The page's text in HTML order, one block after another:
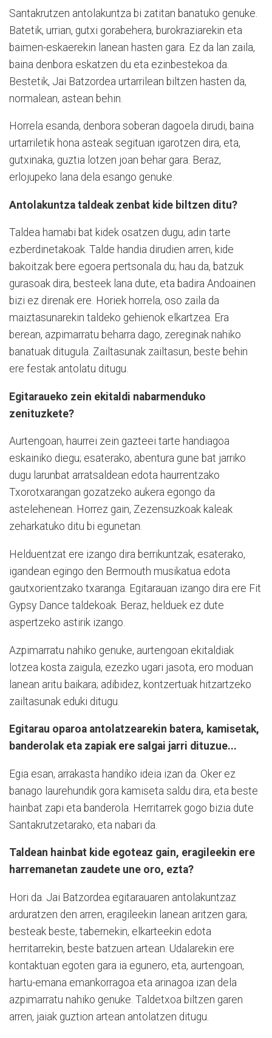
Santakrutzen antolakuntza bi zatitan banatuko genuke.
Batetik, urrian, gutxi gorabehera, burokraziarekin eta
baimen-eskaerekin lanean hasten gara. Ez da lan zaila,
baina denbora eskatzen du eta ezinbestekoa da.
Bestetik, Jai Batzordea urtarrilean biltzen hasten da,
normalean, astean behin.
Horrela esanda, denbora soberan dagoela dirudi, baina
urtarriletik hona asteak segituan igarotzen dira, eta,
gutxinaka, guztia lotzen joan behar gara. Beraz,
erlojupeko lana dela esango genuke.
Antolakuntza taldeak zenbat kide biltzen ditu?
Taldea hamabi bat kidek osatzen dugu, adin tarte
ezberdinetakoak. Talde handia dirudien arren, kide
bakoitzak bere egoera pertsonala du; hau da, batzuk
gurasoak dira, besteek lana dute, eta badira Andoainen
bizi ez direnak ere. Horiek horrela, oso zaila da
maiztasunarekin taldeko gehienok elkartzea. Era
berean, azpimarratu beharra dago, zereginak nahiko
banatuak ditugula. Zailtasunak zailtasun, beste behin
ere festak antolatu ditugu.
Egitaraueko zein ekitaldi nabarmenduko
zenituzkete?
Aurtengoan, haurrei zein gazteei tarte handiagoa
eskainiko diegu; esaterako, abentura gune bat jarriko
dugu larunbat arratsaldean edota haurrentzako
Txorotxarangan gozatzeko aukera egongo da
astelehenean. Horrez gain, Zezensuzkoak kaleak
zeharkatuko ditu bi egunetan.
Helduentzat ere izango dira berrikuntzak, esaterako,
igandean egingo den Bermouth musikatua edota
gautxorientzako txaranga. Egitarauan izango dira ere Fit
Gypsy Dance taldekoak. Beraz, helduek ez dute
aspertzeko astirik izango.
Azpimarratu nahiko genuke, aurtengoan ekitaldiak
lotzea kosta zaigula, ezezko ugari jasota, ero moduan
lanean aritu baikara; adibidez, kontzertuak hitzartzeko
zailtasunak eduki ditugu.
Egitarau oparoa antolatzearekin batera, kamisetak,
banderolak eta zapiak ere salgai jarri dituzue...
Egia esan, arrakasta handiko ideia izan da. Oker ez
banago laurehundik gora kamiseta saldu dira, eta beste
hainbat zapi eta banderola. Herritarrek gogo bizia dute
Santakrutzetarako, eta nabari da.
Taldean hainbat kide egoteaz gain, eragileekin ere
harremanetan zaudete une oro, ezta?
Hori da. Jai Batzordea egitarauaren antolakuntzaz
arduratzen den arren, eragileekin lanean aritzen gara;
besteak beste, tabernekin, elkarteekin edota
herritarrekin, beste batzuen artean. Udalarekin ere
kontaktuan egoten gara ia egunero, eta, aurtengoan,
hartu-emana emankorragoa eta arinagoa izan dela
azpimarratu nahiko genuke. Taldetxoa biltzen garen
arren, jaiak guztion artean antolatzen ditugu.